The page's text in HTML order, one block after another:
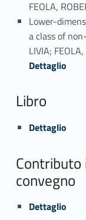
FEOLA,
Lower-
a class of
LIVIA;
Dettaglio
Libro
Link identifier #identifier_person_171333-31
Dettaglio
convegno
Link identifier #identifier_person_123048-32
Dettaglio